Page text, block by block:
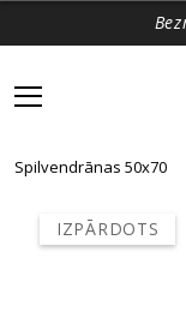
Spilvendrānas 50x70
IZPĀRDOTS